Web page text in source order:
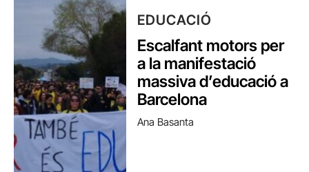
EDUCACIÓ
Escalfant motors per
a la manifestació
massiva d’educació a
Barcelona
Ana Basanta